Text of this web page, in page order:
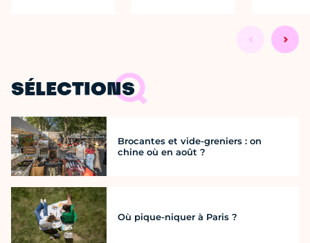
SÉLECTIONS
Brocantes et vide-greniers : on
chine où en août ?
Où pique-niquer à Paris ?